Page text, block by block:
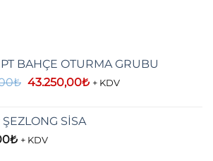
BAHÇE OTURMA GRUBU
₺ Orijinal
43.250,00₺Şu
+ KDV
SİSA
₺ + KDV